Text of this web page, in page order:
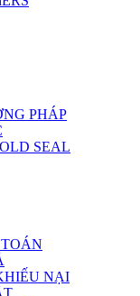
PHÁP
SEAL
NẠI